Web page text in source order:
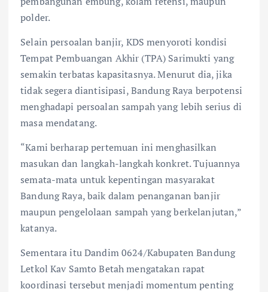
polder.
Selain persoalan banjir, KDS menyoroti kondisi
Tempat Pembuangan Akhir (TPA) Sarimukti yang
semakin terbatas kapasitasnya. Menurut dia, jika
tidak segera diantisipasi, Bandung Raya berpotensi
menghadapi persoalan sampah yang lebih serius di
masa mendatang.
“Kami berharap pertemuan ini menghasilkan
masukan dan langkah-langkah konkret. Tujuannya
semata-mata untuk kepentingan masyarakat
Bandung Raya, baik dalam penanganan banjir
maupun pengelolaan sampah yang berkelanjutan,”
katanya.
Sementara itu Dandim 0624/Kabupaten Bandung
Letkol Kav Samto Betah mengatakan rapat
koordinasi tersebut menjadi momentum penting